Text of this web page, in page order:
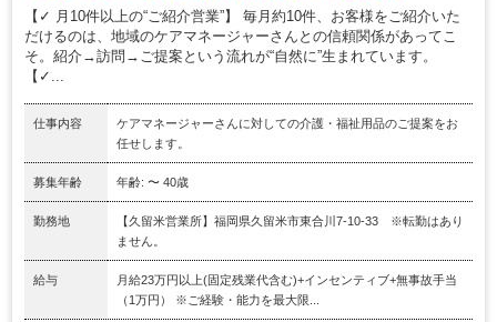
【✓ 月10件以上の“ご紹介営業”】 毎月約10件、お客様をご紹介いた
だけるのは、地域のケアマネージャーさんとの信頼関係があってこ
そ。紹介→訪問→ご提案という流れが“自然に”生まれています。
【✓...
仕事内容
ケアマネージャーさんに対しての介護・福祉用品のご提案をお
任せします。
募集年齢 年齢: 〜 40歳
勤務地
【久留米営業所】福岡県久留米市東合川7-10-33 ※転勤はあり
ません。
給与
月給23万円以上(固定残業代含む)+インセンティブ+無事故手当
（1万円） ※ご経験・能力を最大限...